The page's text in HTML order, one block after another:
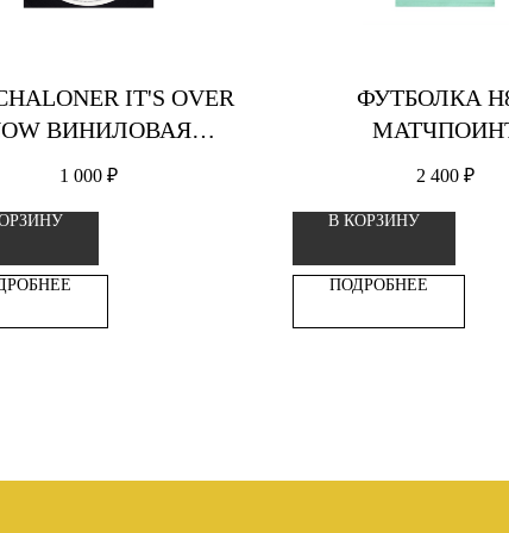
IT'S OVER
ВИНИЛОВАЯ
ПЛАСТИНКА
1 000 ₽
ФУТБОЛКА
2 400 ₽
В КОРЗИНУ
ПОДРОБНЕЕ